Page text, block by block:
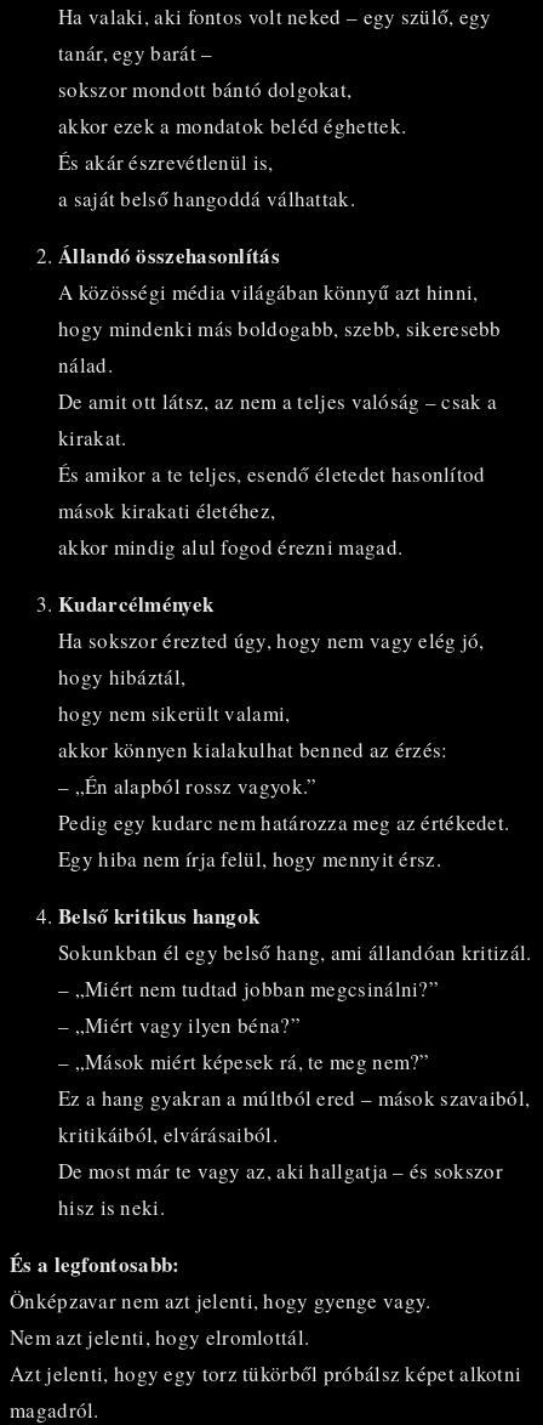
Ha valaki, aki fontos volt neked – egy szülő, egy
tanár, egy barát –
sokszor mondott bántó dolgokat,
akkor ezek a mondatok beléd éghettek.
És akár észrevétlenül is,
a saját belső hangoddá válhattak.
Állandó összehasonlítás
A közösségi média világában könnyű azt hinni,
hogy mindenki más boldogabb, szebb, sikeresebb
nálad.
De amit ott látsz, az nem a teljes valóság – csak a
kirakat.
És amikor a te teljes, esendő életedet hasonlítod
mások kirakati életéhez,
akkor mindig alul fogod érezni magad.
Kudarcélmények
Ha sokszor érezted úgy, hogy nem vagy elég jó,
hogy hibáztál,
hogy nem sikerült valami,
akkor könnyen kialakulhat benned az érzés:
– „Én alapból rossz vagyok.”
Pedig egy kudarc nem határozza meg az értékedet.
Egy hiba nem írja felül, hogy mennyit érsz.
Belső kritikus hangok
Sokunkban él egy belső hang, ami állandóan kritizál.
– „Miért nem tudtad jobban megcsinálni?”
– „Miért vagy ilyen béna?”
– „Mások miért képesek rá, te meg nem?”
Ez a hang gyakran a múltból ered – mások szavaiból,
kritikáiból, elvárásaiból.
De most már te vagy az, aki hallgatja – és sokszor
hisz is neki.
És a legfontosabb:
Önképzavar nem azt jelenti, hogy gyenge vagy.
Nem azt jelenti, hogy elromlottál.
Azt jelenti, hogy egy torz tükörből próbálsz képet alkotni
magadról.